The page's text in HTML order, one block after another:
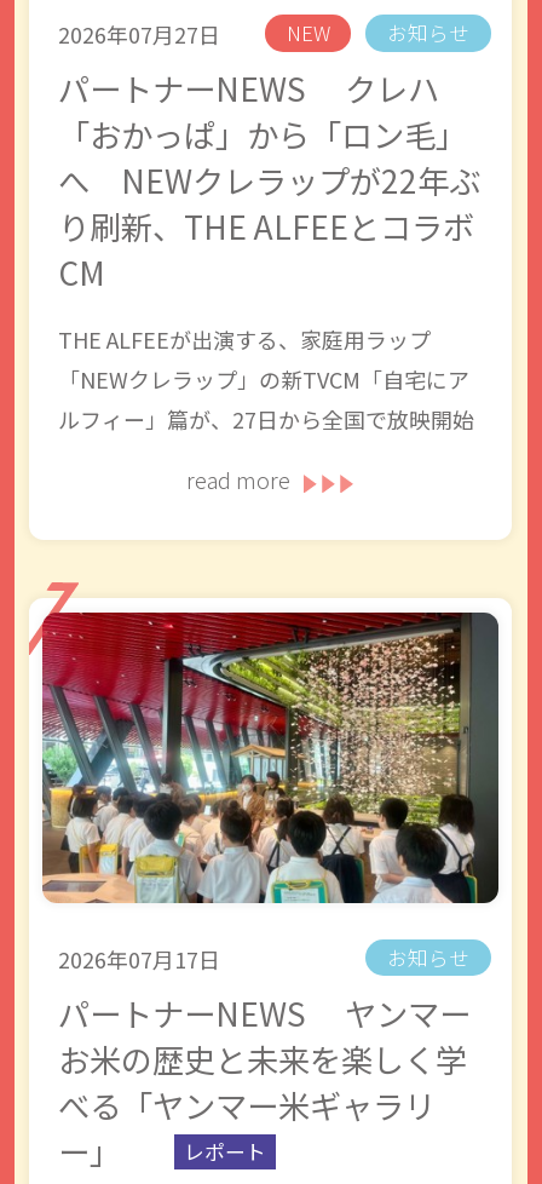
2026年07月27日 NEW お知らせ
パートナーNEWS クレハ
「おかっぱ」から「ロン毛」
へ NEWクレラップが22年ぶ
り刷新、THE ALFEEとコラボ
CM
THE ALFEEが出演する、家庭用ラップ
「NEWクレラップ」の新TVCM「自宅にア
ルフィー」篇が、27日から全国で放映開始
read more
2026年07月17日 お知らせ
パートナーNEWS ヤンマー
お米の歴史と未来を楽しく学
べる「ヤンマー米ギャラリ
ー」
レポート